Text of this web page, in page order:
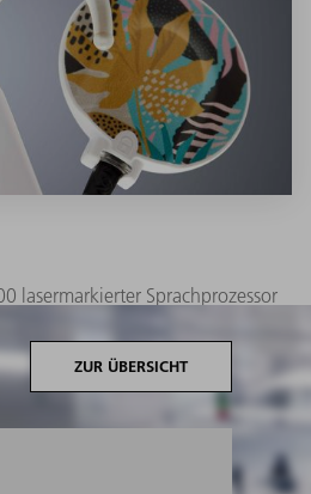
lasermarkierter Sprachprozessor
ZUR ÜBERSICHT